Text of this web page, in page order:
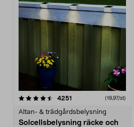
4251 (19,97/st)
Altan- & trädgårdsbelysning
Solcellsbelysning räcke och
3.5 av 5 stjärnor